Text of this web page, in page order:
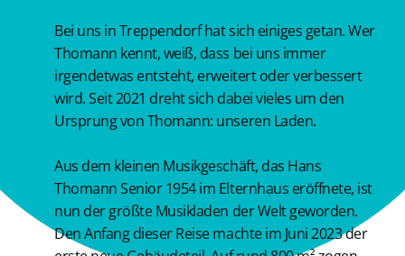
Bei uns in Treppendorf hat sich einiges getan. Wer
Thomann kennt, weiß, dass bei uns immer
irgendetwas entsteht, erweitert oder verbessert
wird. Seit 2021 dreht sich dabei vieles um den
Ursprung von Thomann: unseren Laden.
Aus dem kleinen Musikgeschäft, das Hans
Thomann Senior 1954 im Elternhaus eröffnete, ist
nun der größte Musikladen der Welt geworden.
Den Anfang dieser Reise machte im Juni 2023 der